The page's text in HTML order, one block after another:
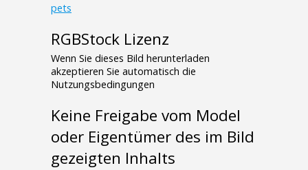
pets
RGBStock Lizenz
Wenn Sie dieses Bild herunterladen
akzeptieren Sie automatisch die
Nutzungsbedingungen
Keine Freigabe vom Model
oder Eigentümer des im Bild
gezeigten Inhalts